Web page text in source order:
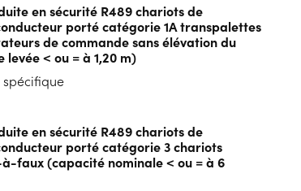
en sécurité R489 chariots de
porté catégorie 1A transpalettes
de commande sans élévation du
< ou = à 1,20 m)
spécifique
en sécurité R489 chariots de
porté catégorie 3 chariots
faux (capacité nominale < ou = à 6